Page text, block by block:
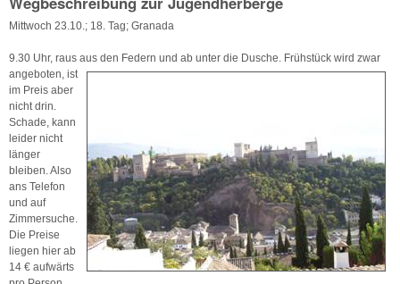
Mittwoch 23.10.; 18. Tag; Granada
9.30 Uhr, raus aus den Federn und ab unter die Dusche. Frühstück wird zwar
angeboten, ist
im Preis aber
nicht drin.
Schade, kann
leider nicht
länger
bleiben. Also
ans Telefon
und auf
Zimmersuche.
Die Preise
liegen hier ab
14 € aufwärts